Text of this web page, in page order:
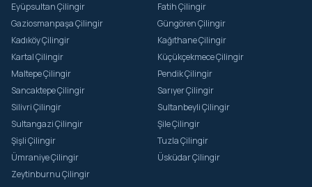
Eyüpsultan Çilingir
Fatih Çilingir
Gaziosmanpaşa Çilingir
Güngören Çilingir
Kadıköy Çilingir
Kağıthane Çilingir
Kartal Çilingir
Küçükçekmece Çilingir
Maltepe Çilingir
Pendik Çilingir
Sancaktepe Çilingir
Sarıyer Çilingir
Silivri Çilingir
Sultanbeyli Çilingir
Sultangazi Çilingir
Şile Çilingir
Şişli Çilingir
Tuzla Çilingir
Ümraniye Çilingir
Üsküdar Çilingir
Zeytinburnu Çilingir